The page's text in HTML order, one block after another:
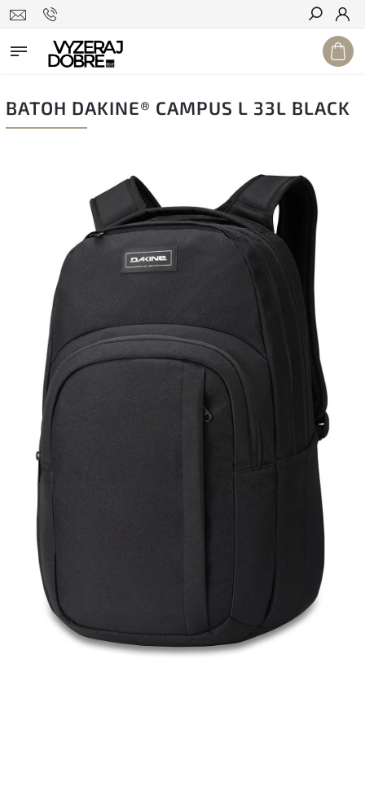
Hľadať
BATOH DAKINE® CAMPUS L 33L BLACK